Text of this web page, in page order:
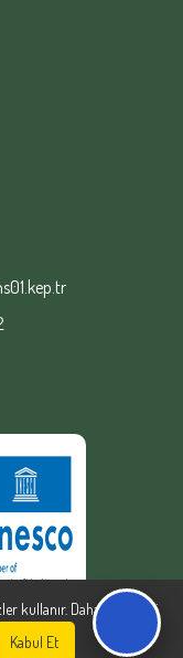
kullanır. Daha fazla bilgi
Kabul Et